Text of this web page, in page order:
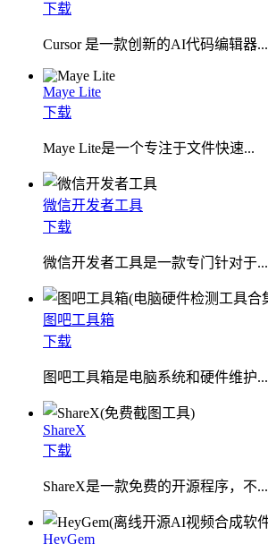
下载
Cursor 是一款创新的AI代码编辑器...
Maye Lite
下载
​Maye Lite是一个专注于文件快速...
微信开发者工具
下载
微信开发者工具是一款专门针对于...
图吧工具箱
下载
图吧工具箱是电脑系统和硬件维护...
ShareX
下载
ShareX是一款免费的开源程序，不...
HeyGem